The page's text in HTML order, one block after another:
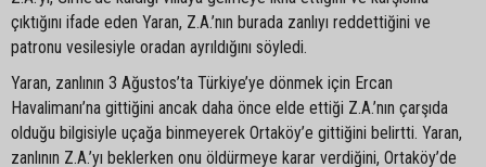
çıktığını ifade eden Yaran, Z.A.’nın burada zanlıyı reddettiğini ve
patronu vesilesiyle oradan ayrıldığını söyledi.
Yaran, zanlının 3 Ağustos’ta Türkiye’ye dönmek için Ercan
Havalimanı’na gittiğini ancak daha önce elde ettiği Z.A.’nın çarşıda
olduğu bilgisiyle uçağa binmeyerek Ortaköy’e gittiğini belirtti. Yaran,
zanlının Z.A.’yı beklerken onu öldürmeye karar verdiğini, Ortaköy’de